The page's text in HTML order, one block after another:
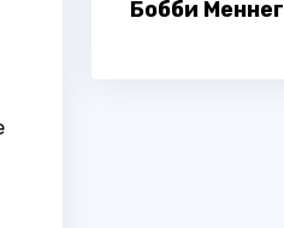
Бобби Меннег